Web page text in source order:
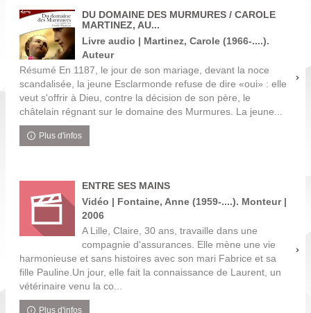
DU DOMAINE DES MURMURES / CAROLE
MARTINEZ, AU...
Livre audio | Martinez, Carole (1966-....).
Auteur
Résumé En 1187, le jour de son mariage, devant la noce
scandalisée, la jeune Esclarmonde refuse de dire «oui» : elle
veut s'offrir à Dieu, contre la décision de son père, le
châtelain régnant sur le domaine des Murmures. La jeune...
Plus d'infos
ENTRE SES MAINS
Vidéo | Fontaine, Anne (1959-....). Monteur |
2006
A Lille, Claire, 30 ans, travaille dans une
compagnie d'assurances. Elle mène une vie
harmonieuse et sans histoires avec son mari Fabrice et sa
fille Pauline.Un jour, elle fait la connaissance de Laurent, un
vétérinaire venu la co...
Plus d'infos